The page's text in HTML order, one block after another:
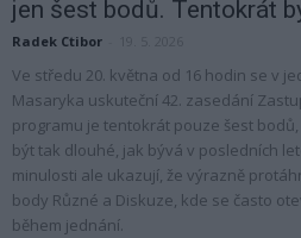
jen šest bodů. Tentokrát
Radek Ctibor
Ve středu 20. května od 16 hodin se v
Masaryka uskuteční 42. zasedání
programu je tentokrát pouze šest
být tak dlouhé, jak bývá v posledních
minulosti ale ukazují, že výrazně
body Různé a Diskuze, kde se často
během jednání.